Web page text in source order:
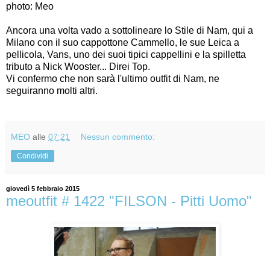
photo: Meo
Ancora una volta vado a sottolineare lo Stile di Nam, qui a
Milano con il suo cappottone Cammello, le sue Leica a
pellicola, Vans, uno dei suoi tipici cappellini e la spilletta
tributo a Nick Wooster... Direi Top.
Vi confermo che non sarà l'ultimo outfit di Nam, ne
seguiranno molti altri.
MEO alle 07:21 Nessun commento:
Condividi
giovedì 5 febbraio 2015
meoutfit # 1422 "FILSON - Pitti Uomo"